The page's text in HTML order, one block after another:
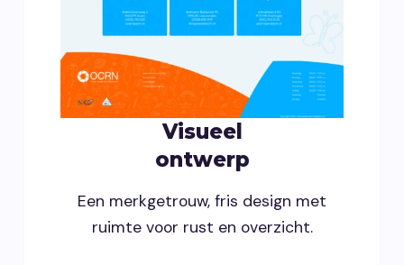
Visueel
ontwerp
Een merkgetrouw, fris design met
ruimte voor rust en overzicht.